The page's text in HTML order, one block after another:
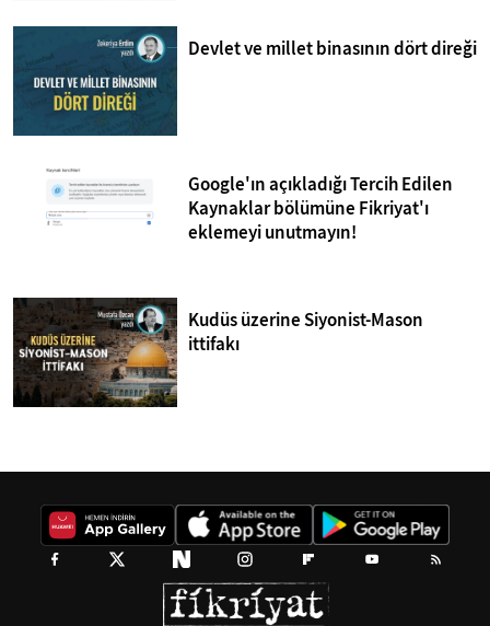
Devlet ve millet binasının dört direği
Google'ın açıkladığı Tercih Edilen
Kaynaklar bölümüne Fikriyat'ı
eklemeyi unutmayın!
Kudüs üzerine Siyonist-Mason
ittifakı